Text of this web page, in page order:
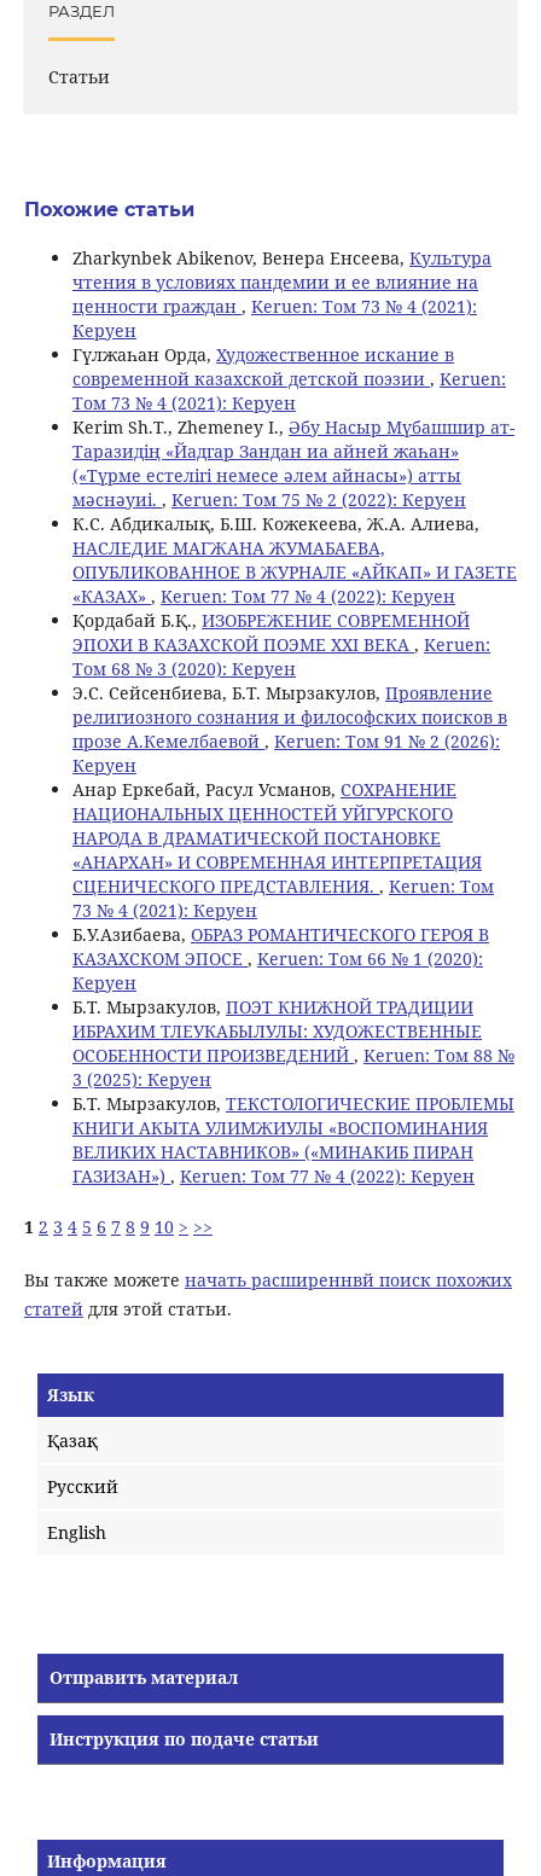
РАЗДЕЛ
Статьи
Похожие статьи
Zharkynbek Abikenov, Венера Енсеева, Культура
чтения в условиях пандемии и ее влияние на
ценности граждан , Keruen: Том 73 № 4 (2021):
Керуен
Гүлжаһан Орда, Художественное искание в
современной казахской детской поэзии , Keruen:
Том 73 № 4 (2021): Керуен
Kerim Sh.T., Zhemeney I., Әбу Насыр Мүбашшир ат-
Таразидің «Йадгар Зандан иа aйней жаһан»
(«Түрме естелігі немесе әлем айнасы») атты
мәснәуиі. , Keruen: Том 75 № 2 (2022): Керуен
К.С. Aбдикалық, Б.Ш. Кожекеева, Ж.А. Алиева,
НАСЛЕДИЕ МАГЖАНА ЖУМАБАЕВА,
ОПУБЛИКОВАННОЕ В ЖУРНАЛЕ «АЙКАП» И ГАЗЕТЕ
«КАЗАХ» , Keruen: Том 77 № 4 (2022): Керуен
Қордабай Б.Қ., ИЗОБРЕЖЕНИЕ СОВРЕМЕННОЙ
ЭПОХИ В КАЗАХСКОЙ ПОЭМЕ ХХІ ВЕКА , Keruen:
Том 68 № 3 (2020): Керуен
Э.С. Сейсенбиева, Б.Т. Мырзакулов, Проявление
религиозного сознания и философских поисков в
прозе А.Кемелбаевой , Keruen: Том 91 № 2 (2026):
Керуен
Анар Еркебай, Расул Усманов, СОХРАНЕНИЕ
НАЦИОНАЛЬНЫХ ЦЕННОСТЕЙ УЙГУРСКОГО
НАРОДА В ДРАМАТИЧЕСКОЙ ПОСТАНОВКЕ
«АНАРХАН» И СОВРЕМЕННАЯ ИНТЕРПРЕТАЦИЯ
СЦЕНИЧЕСКОГО ПРЕДСТАВЛЕНИЯ. , Keruen: Том
73 № 4 (2021): Керуен
Б.У.Азибаева, ОБРАЗ РОМАНТИЧЕСКОГО ГЕРОЯ В
КАЗАХСКОМ ЭПОСЕ , Keruen: Том 66 № 1 (2020):
Керуен
Б.T. Мырзакулов, ПОЭТ КНИЖНОЙ ТРАДИЦИИ
ИБРАХИМ ТЛЕУКАБЫЛУЛЫ: ХУДОЖЕСТВЕННЫЕ
ОСОБЕННОСТИ ПРОИЗВЕДЕНИЙ , Keruen: Том 88 №
3 (2025): Керуен
Б.Т. Мырзакулов, ТЕКСТОЛОГИЧЕСКИЕ ПРОБЛЕМЫ
КНИГИ АКЫТА УЛИМЖИУЛЫ «ВОСПОМИНАНИЯ
ВЕЛИКИХ НАСТАВНИКОВ» («МИНАКИБ ПИРАН
ГАЗИЗАН») , Keruen: Том 77 № 4 (2022): Керуен
1 2 3 4 5 6 7 8 9 10 > >>
Вы также можете начать расширеннвй поиск похожих
статейдля этой статьи.
Язык
Қазақ
Русский
English
Отправить материал
Инструкция по подаче статьи
Информация